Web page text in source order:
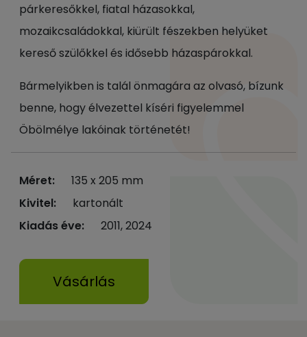
párkeresőkkel, fiatal házasokkal,
mozaikcsaládokkal, kiürült fészekben helyüket
kereső szülőkkel és idősebb házaspárokkal.
Bármelyikben is talál önmagára az olvasó, bízunk
benne, hogy élvezettel kíséri figyelemmel
Öbölmélye lakóinak történetét!
Méret:
135 x 205 mm
Kivitel:
kartonált
Kiadás éve:
2011, 2024
Vásárlás